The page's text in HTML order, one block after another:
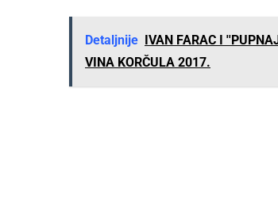
Detaljnije IVAN FARAC I
VINA KORČULA 2017.